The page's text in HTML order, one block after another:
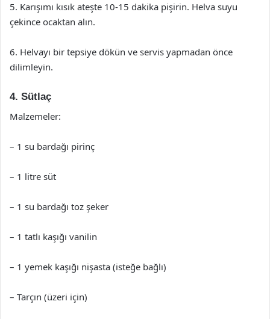
5. Karışımı kısık ateşte 10-15 dakika pişirin. Helva suyu
çekince ocaktan alın.
6. Helvayı bir tepsiye dökün ve servis yapmadan önce
dilimleyin.
4. Sütlaç
Malzemeler:
– 1 su bardağı pirinç
– 1 litre süt
– 1 su bardağı toz şeker
– 1 tatlı kaşığı vanilin
– 1 yemek kaşığı nişasta (isteğe bağlı)
– Tarçın (üzeri için)